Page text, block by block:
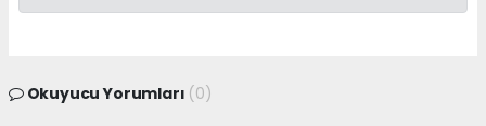
Okuyucu Yorumları (0)